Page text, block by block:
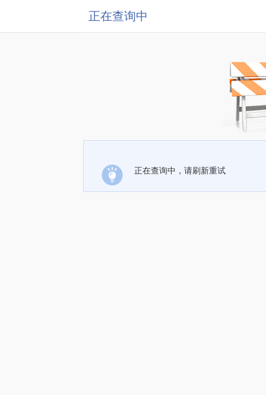
正在查询中
正在查询中，请刷新重试